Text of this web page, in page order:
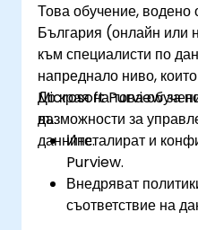
Това обучение, водено
България (онлайн или
към специалисти по
напреднало ниво,
Microsoft Purview за
възможности за
данните.
До края на това
да:
Инсталират и
Purview.
Внедряват
съответствие на